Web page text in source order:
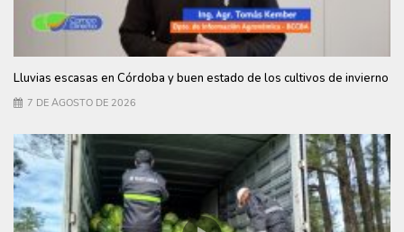
Lluvias escasas en Córdoba y buen estado de los cultivos de invierno
7 DE AGOSTO DE 2026